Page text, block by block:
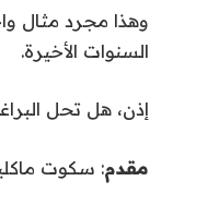
وهذا مجرد مثال
السنوات الأخيرة.
إذن، هل تحل
مقدم: سكوت